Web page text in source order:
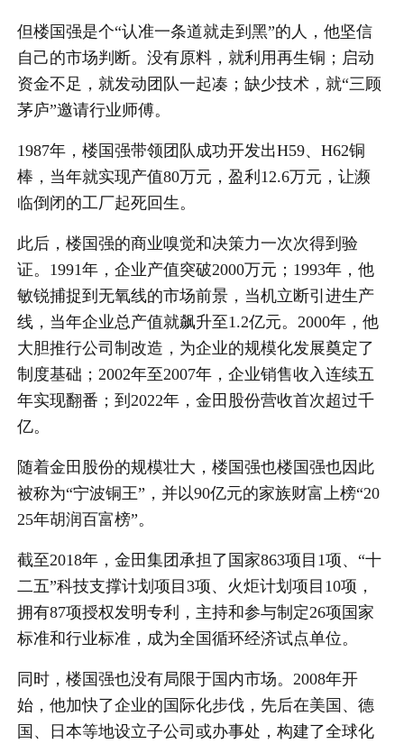
但楼国强是个“认准一条道就走到黑”的人，他坚信
自己的市场判断。没有原料，就利用再生铜；启动
资金不足，就发动团队一起凑；缺少技术，就“三顾
茅庐”邀请行业师傅。
1987年，楼国强带领团队成功开发出H59、H62铜
棒，当年就实现产值80万元，盈利12.6万元，让濒
临倒闭的工厂起死回生。
此后，楼国强的商业嗅觉和决策力一次次得到验
证。1991年，企业产值突破2000万元；1993年，他
敏锐捕捉到无氧线的市场前景，当机立断引进生产
线，当年企业总产值就飙升至1.2亿元。2000年，他
大胆推行公司制改造，为企业的规模化发展奠定了
制度基础；2002年至2007年，企业销售收入连续五
年实现翻番；到2022年，金田股份营收首次超过千
亿。
随着金田股份的规模壮大，楼国强也楼国强也因此
被称为“宁波铜王”，并以90亿元的家族财富上榜“20
25年胡润百富榜”。
截至2018年，金田集团承担了国家863项目1项、“十
二五”科技支撑计划项目3项、火炬计划项目10项，
拥有87项授权发明专利，主持和参与制定26项国家
标准和行业标准，成为全国循环经济试点单位。
同时，楼国强也没有局限于国内市场。2008年开
始，他加快了企业的国际化步伐，先后在美国、德
国、日本等地设立子公司或办事处，构建了全球化